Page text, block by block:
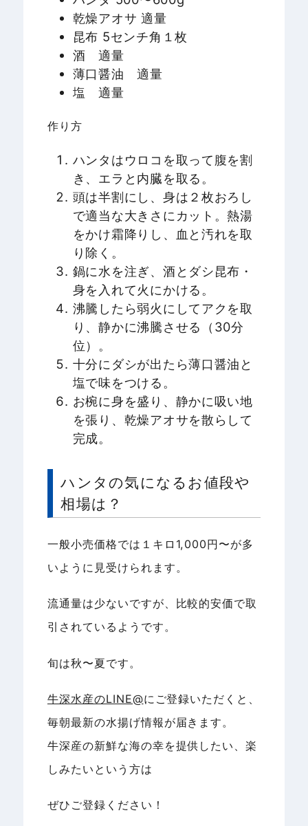
乾燥アオサ 適量
昆布 5センチ角１枚
酒 適量
薄口醤油 適量
塩 適量
作り方
ハンタはウロコを取って腹を割
き、エラと内臓を取る。
頭は半割にし、身は２枚おろし
で適当な大きさにカット。熱湯
をかけ霜降りし、血と汚れを取
り除く。
鍋に水を注ぎ、酒とダシ昆布・
身を入れて火にかける。
沸騰したら弱火にしてアクを取
り、静かに沸騰させる（30分
位）。
十分にダシが出たら薄口醤油と
塩で味をつける。
お椀に身を盛り、静かに吸い地
を張り、乾燥アオサを散らして
完成。
ハンタの気になるお値段や
相場は？
一般小売価格では１キロ1,000円〜が多
いように見受けられます。
流通量は少ないですが、比較的安価で取
引されているようです。
旬は秋〜夏です。
牛深水産のLINE@にご登録いただくと、
毎朝最新の水揚げ情報が届きます。
牛深産の新鮮な海の幸を提供したい、楽
しみたいという方は
ぜひご登録ください！